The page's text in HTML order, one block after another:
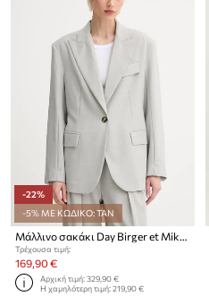
-22%
-5% ΜΕ ΚΩΔΙΚΟ: TAN
Τρέχουσα τιμή:
169,90 €
Αρχική τιμή:329,90 €
Η χαμηλότερη τιμή:219,90 €